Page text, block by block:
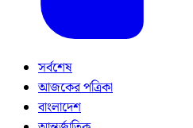
সর্বশেষ
আজকের পত্রিকা
বাংলাদেশ